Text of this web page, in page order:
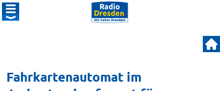
Fahrkartenautomat im